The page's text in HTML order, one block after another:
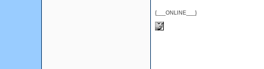
{___ONLINE___}